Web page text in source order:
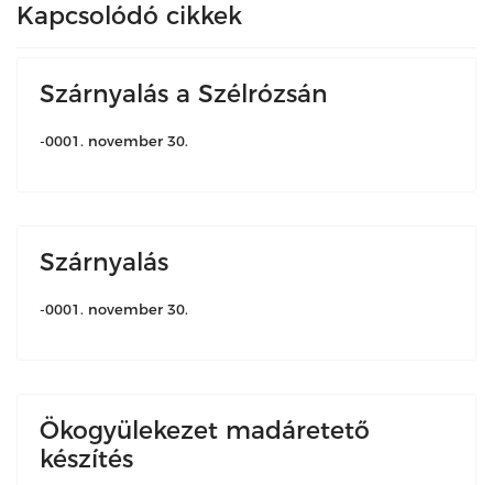
Kapcsolódó cikkek
Szárnyalás a Szélrózsán
-0001. november 30.
Szárnyalás
-0001. november 30.
Ökogyülekezet madáretető
készítés